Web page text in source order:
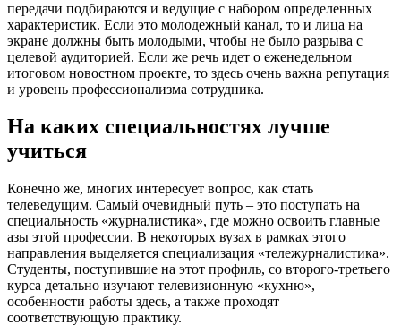
передачи подбираются и ведущие с набором определенных
характеристик. Если это молодежный канал, то и лица на
экране должны быть молодыми, чтобы не было разрыва с
целевой аудиторией. Если же речь идет о еженедельном
итоговом новостном проекте, то здесь очень важна репутация
и уровень профессионализма сотрудника.
На каких специальностях лучше
учиться
Конечно же, многих интересует вопрос, как стать
телеведущим. Самый очевидный путь – это поступать на
специальность «журналистика», где можно освоить главные
азы этой профессии. В некоторых вузах в рамках этого
направления выделяется специализация «тележурналистика».
Студенты, поступившие на этот профиль, со второго-третьего
курса детально изучают телевизионную «кухню»,
особенности работы здесь, а также проходят
соответствующую практику.